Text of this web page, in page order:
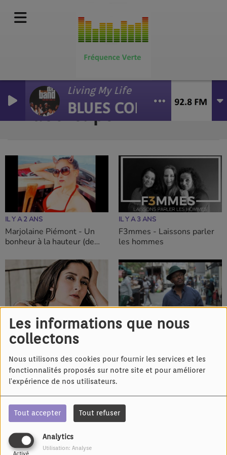
Les informations que nous
collectons
Nous utilisons des cookies pour fournir les services et les
fonctionnalités proposés sur notre site et pour améliorer
l'expérience de nos utilisateurs.
Tout accepter Tout refuser
Analytics
Utilisation: Analyse
Living My Life
BLUES CORNER
Vidéo-clips
IL Y A 2 ANS
Marjolaine Piémont - Un
bonheur à la hauteur (de
IL Y A 3 ANS
F3mmes - Laissons parler
les hommes
IL Y A 3 ANS
Marjolaine Piémont - Je suis
bonne
IL Y A 3 ANS
OMOH - All about passion